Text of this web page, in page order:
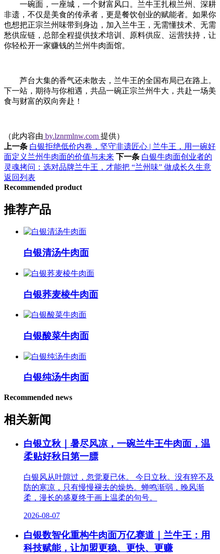
一碗面，一座城，一个财富风口。兰牛王扎根兰州、深耕
非遗，不仅是美食的传承者，更是餐饮创业的赋能者。如果你
也想把正宗兰州味带到身边，加入兰牛王，无需懂技术、无需
愁供应链，总部全程提供技术培训、原料供应、运营扶持，让
你轻松开一家赚钱的兰州牛肉面馆。
芦台大集的香气还未散去，兰牛王的全国布局已在路上。
下一站，期待与你相遇，共品一碗正宗兰州牛大，共赴一场美
食与财富的双向奔赴！
（此内容由 by.lznrmlnw.com 提供）
上一条 白银拒绝低价内卷，坚守非遗匠心 | 兰牛王，用一碗好
面定义兰州牛肉面的价值与未来 下一条 白银牛肉面创业者的
灵魂拷问：选对品牌兰牛王，才能把 “兰州味” 做成长久生意
返回列表
Recommended product
推荐产品
白银清汤牛肉面
白银荞麦棱牛肉面
白银酸菜牛肉面
白银纯汤牛肉面
Recommended news
相关新闻
白银立秋｜暑尽风凉，一碗兰牛王牛肉面，温
柔贴好秋日第一膘
白银风从叶隙过，忽觉夏已休。 今日立秋。没有猝不及
防的寒凉，只有慢慢褪去的燥热。蝉鸣渐弱，晚风渐
柔，漫长的盛夏终于画上温柔的句号。
2026-08-07
白银数智化重构牛肉面万亿赛道｜兰牛王：用
科技赋能，让加盟更稳、更快、更赚